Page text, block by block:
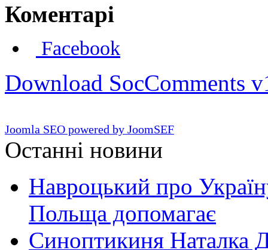
Коментарі
Facebook
Download SocComments
Joomla SEO powered by JoomSEF
Останні новини
Навроцький про
Польща допомагає
Синоптикиня Наталка